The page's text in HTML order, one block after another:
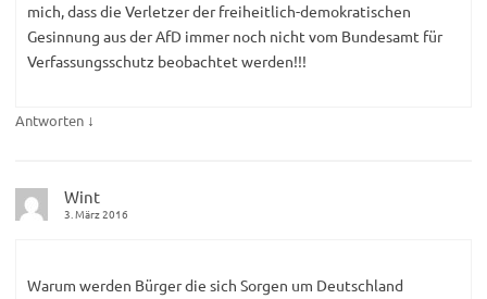
mich, dass die Verletzer der freiheitlich-demokratischen
Gesinnung aus der AfD immer noch nicht vom Bundesamt für
Verfassungsschutz beobachtet werden!!!
Antworten ↓
Wint
3. März 2016
Warum werden Bürger die sich Sorgen um Deutschland